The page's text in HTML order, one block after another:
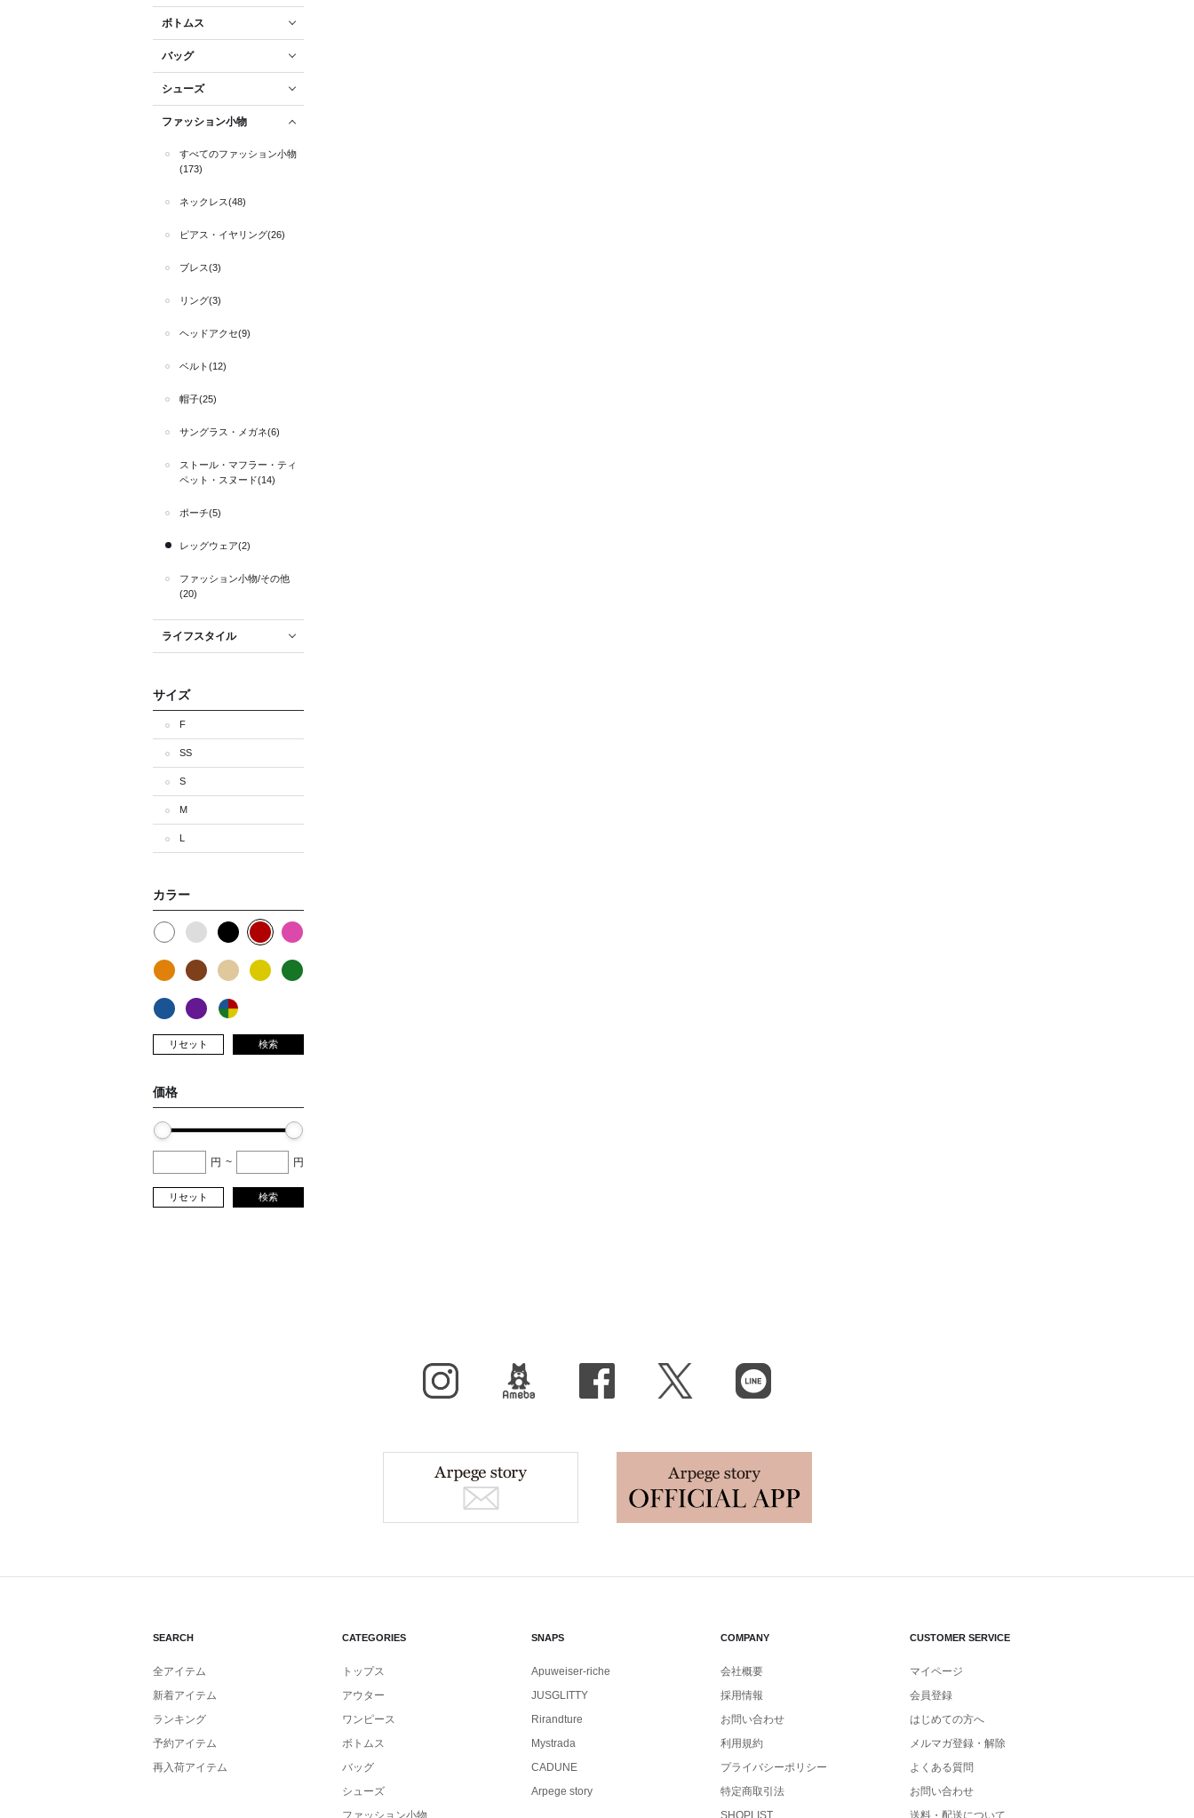
ボトムス
バッグ
シューズ
ファッション小物
すべてのファッション小物
(173)
ネックレス(48)
ピアス・イヤリング(26)
ブレス(3)
リング(3)
ヘッドアクセ(9)
ベルト(12)
帽子(25)
サングラス・メガネ(6)
ストール・マフラー・ティ
ペット・スヌード(14)
ポーチ(5)
レッグウェア(2)
ファッション小物/その他
(20)
ライフスタイル
サイズ
F
SS
S
M
L
カラー
リセット 検索
価格
円 ~ 円
リセット 検索
X（旧Twitter）
SEARCH
全アイテム
新着アイテム
ランキング
予約アイテム
再入荷アイテム
CATEGORIES
トップス
アウター
ワンピース
ボトムス
バッグ
シューズ
ファッション小物
SNAPS
Apuweiser-riche
JUSGLITTY
Rirandture
Mystrada
CADUNE
Arpege story
COMPANY
会社概要
採用情報
お問い合わせ
利用規約
プライバシーポリシー
特定商取引法
SHOPLIST
CUSTOMER SERVICE
マイページ
会員登録
はじめての方へ
メルマガ登録・解除
よくある質問
お問い合わせ
送料・配送について